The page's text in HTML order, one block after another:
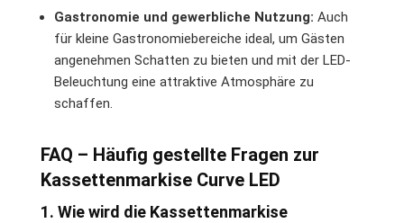
Gastronomie und gewerbliche Nutzung: Auch
für kleine Gastronomiebereiche ideal, um Gästen
angenehmen Schatten zu bieten und mit der LED-
Beleuchtung eine attraktive Atmosphäre zu
schaffen.
FAQ – Häufig gestellte Fragen zur
Kassettenmarkise Curve LED
1. Wie wird die Kassettenmarkise